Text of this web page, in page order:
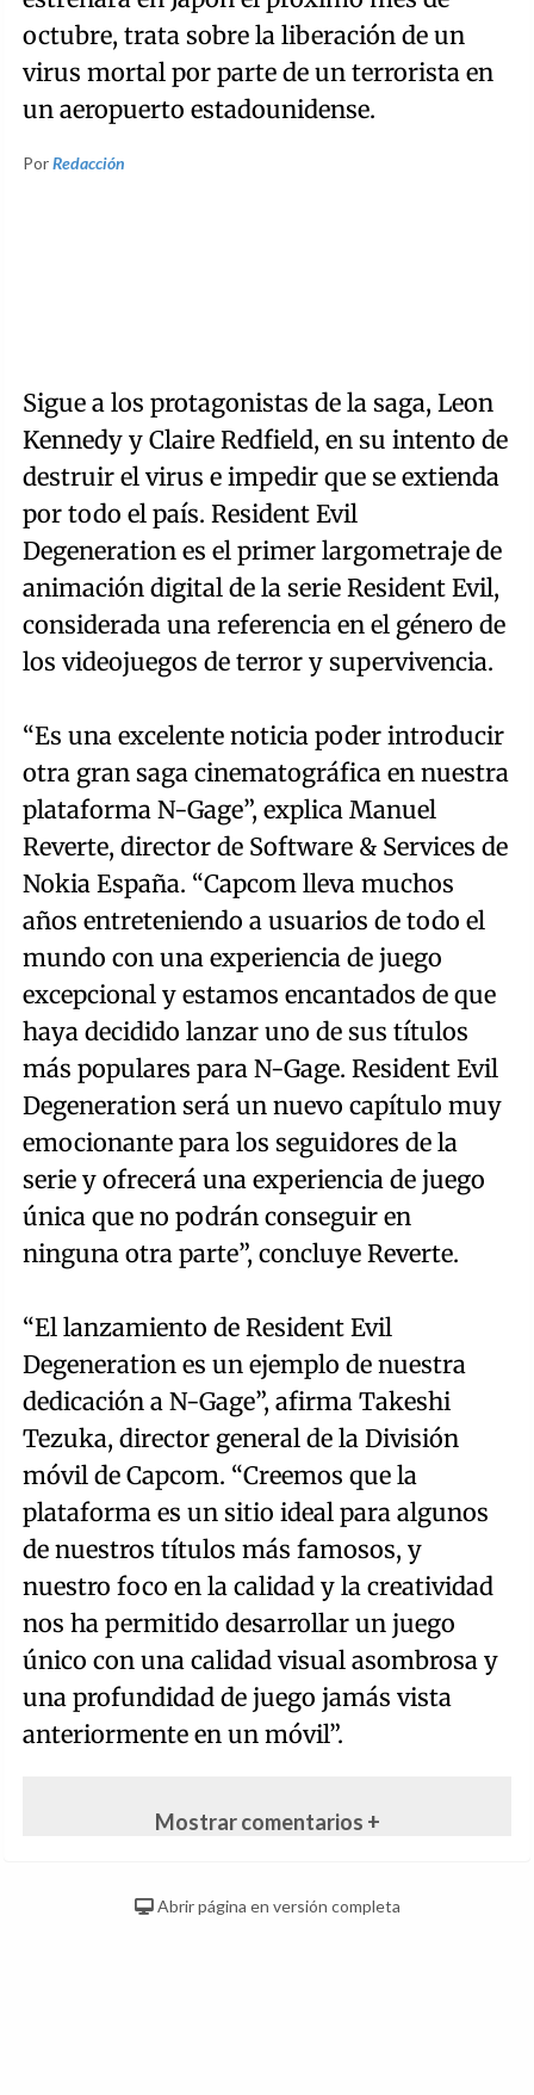
octubre, trata sobre la liberación de un
virus mortal por parte de un terrorista en
un aeropuerto estadounidense.
PorRedacción
Sigue a los protagonistas de la saga, Leon
Kennedy y Claire Redfield, en su intento de
destruir el virus e impedir que se extienda
por todo el país. Resident Evil
Degeneration es el primer largometraje de
animación digital de la serie Resident Evil,
considerada una referencia en el género de
los videojuegos de terror y supervivencia.
“Es una excelente noticia poder introducir
otra gran saga cinematográfica en nuestra
plataforma N-Gage”, explica Manuel
Reverte, director de Software & Services de
Nokia España. “Capcom lleva muchos
años entreteniendo a usuarios de todo el
mundo con una experiencia de juego
excepcional y estamos encantados de que
haya decidido lanzar uno de sus títulos
más populares para N-Gage. Resident Evil
Degeneration será un nuevo capítulo muy
emocionante para los seguidores de la
serie y ofrecerá una experiencia de juego
única que no podrán conseguir en
ninguna otra parte”, concluye Reverte.
“El lanzamiento de Resident Evil
Degeneration es un ejemplo de nuestra
dedicación a N-Gage”, afirma Takeshi
Tezuka, director general de la División
móvil de Capcom. “Creemos que la
plataforma es un sitio ideal para algunos
de nuestros títulos más famosos, y
nuestro foco en la calidad y la creatividad
nos ha permitido desarrollar un juego
único con una calidad visual asombrosa y
una profundidad de juego jamás vista
anteriormente en un móvil”.
Mostrar comentarios +
Abrir página en versión completa